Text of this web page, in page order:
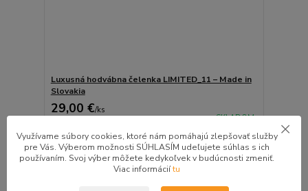
Luxusná hodvábna čelenka LIMITED_11 – Made in
Slovakia
29,00 €/ks
SKLADOM
Pridať do košíka
Využívame súbory cookies, ktoré nám pomáhajú zlepšovať služby
pre Vás. Výberom možnosti SÚHLASÍM udeľujete súhlas s ich
používaním. Svoj výber môžete kedykoľvek v budúcnosti zmeniť.
Viac informáciítu